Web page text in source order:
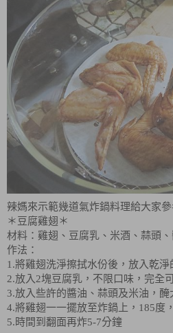
辣媽來示範幾道氣炸鍋料理給大家參
＊豆腐雞翅＊
材料：雞翅、豆腐乳、米酒、蒜頭
作法：
1.將雞翅洗淨擦拭水份後，放入乾淨
2.放入2塊豆腐乳，不限口味，完全
3.放入些許的醬油、蒜頭及米油，醃
4.將雞翅一一擺放至炸鍋上，185度
5.時間到翻面再炸5-7分鐘